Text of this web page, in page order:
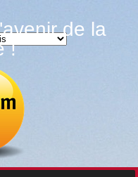
de la
!